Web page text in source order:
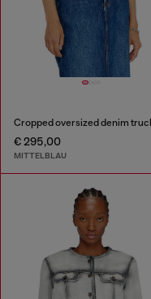
€ 295,00
MITTELBLAU